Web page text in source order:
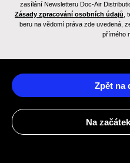
zasílání Newsletteru Doc-Air
Zásady zpracování osobních údajů ,
beru na vědomí práva zde uvedená,
přímého
Zpět na
Na